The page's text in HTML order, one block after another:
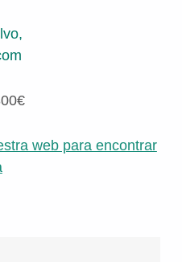
web para encontrar